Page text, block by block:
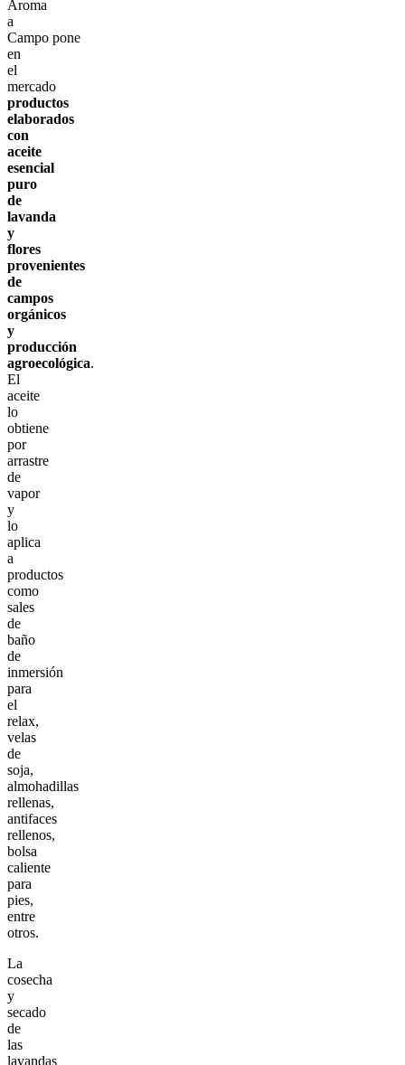
Aroma
a
Campo pone
en
el
mercado
productos
elaborados
con
aceite
esencial
puro
de
lavanda
y
flores
provenientes
de
campos
orgánicos
y
producción
agroecológica.
El
aceite
lo
obtiene
por
arrastre
de
vapor
y
lo
aplica
a
productos
como
sales
de
baño
de
inmersión
para
el
relax,
velas
de
soja,
almohadillas
rellenas,
antifaces
rellenos,
bolsa
caliente
para
pies,
entre
otros.
La
cosecha
y
secado
de
las
lavandas